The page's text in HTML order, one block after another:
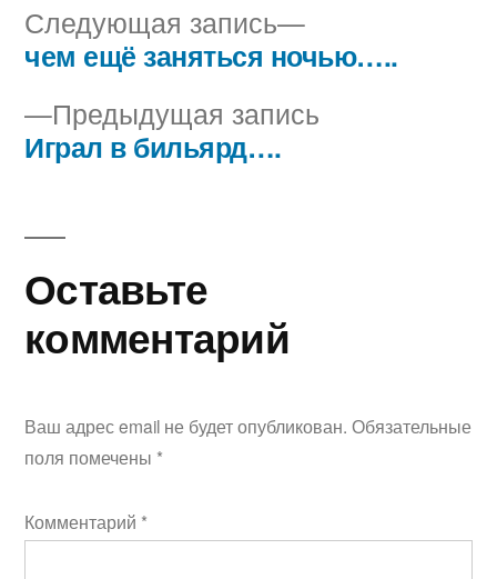
Навигация
по
записям
Предыдущая запись
Играл в бильярд….
Следующая запись
Следующая
запись:
чем ещё заняться ночью…..
Оставьте
комментарий
Ваш адрес email не будет опубликован. Обязательные
поля помечены *
Комментарий *